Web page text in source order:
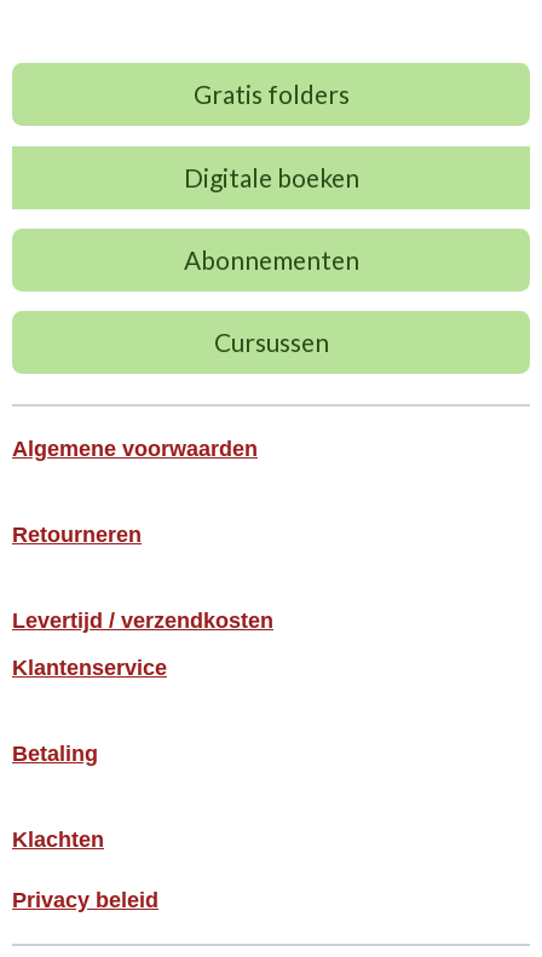
Gratis folders
Digitale boeken
Abonnementen
Cursussen
Algemene voorwaarden
Retourneren
Levertijd / verzendkosten
Klantenservice
Betaling
Klachten
Privacy beleid